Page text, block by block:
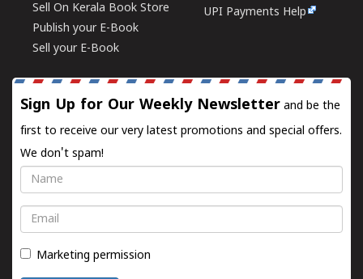
Sell On Kerala Book Store
Publish your E-Book
Sell your E-Book
UPI Payments Help
Sign Up for Our Weekly Newsletter and be the
first to receive our very latest promotions and special offers.
We don't spam!
Name
Email
Marketing permission